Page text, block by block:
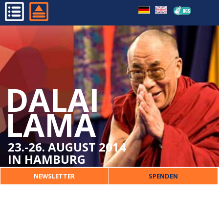
DALAI
LAMA
23.-26. AUGUST 2014
IN HAMBURG
PROGRAMM
ORGANISATORISCHES
VERANSTALTER
PRESSE
KONTAKT
NEWSLETTER SPENDEN